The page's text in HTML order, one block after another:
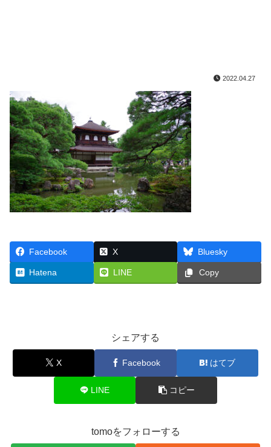
2022.04.27
Facebook X Bluesky
Hatena LINE Copy
シェアする
X Facebook はてブ
LINE コピー
tomoをフォローする